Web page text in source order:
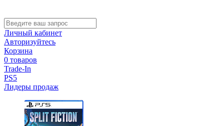
Личный кабинет
Авторизуйтесь
Корзина
0 товаров
Trade-In
PS5
Лидеры продаж